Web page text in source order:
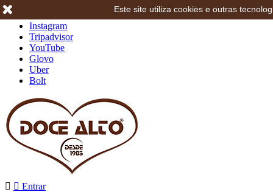
Instagram
Tripadvisor
YouTube
Glovo
Uber
Bolt
  Entrar
Este site utiliza cookies e outras